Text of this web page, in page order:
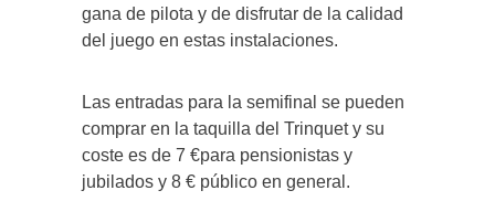
gana de pilota y de disfrutar de la calidad
del juego en estas instalaciones.
Las entradas para la semifinal se pueden
comprar en la taquilla del Trinquet y su
coste es de 7 €para pensionistas y
jubilados y 8 € público en general.